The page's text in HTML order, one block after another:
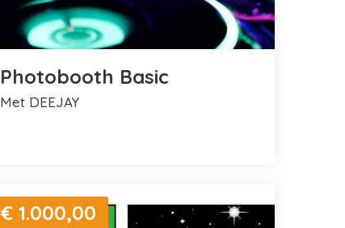
Photobooth Basic
met DEEJAY
€ 1.000,00